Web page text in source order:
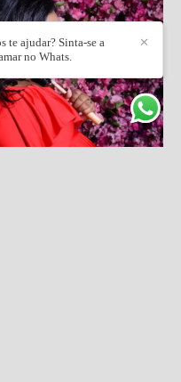
✕
te ajudar? Sinta-se a
no Whats.